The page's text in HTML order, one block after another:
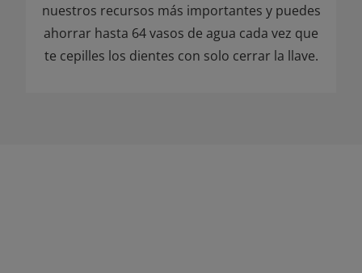
nuestros recursos más importantes y puedes
ahorrar hasta 64 vasos de agua cada vez que
te cepilles los dientes con solo cerrar la llave.